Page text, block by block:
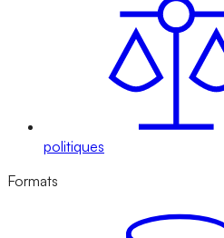
politiques
Formats